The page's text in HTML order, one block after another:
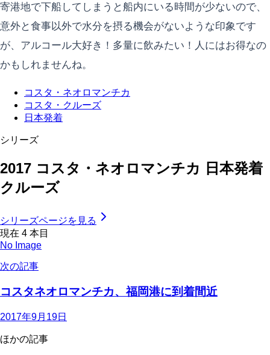
寄港地で下船してしまうと船内にいる時間が少ないので、
意外と食事以外で水分を摂る機会がないような印象です
が、アルコール大好き！多量に飲みたい！人にはお得なの
かもしれませんね。
コスタ・ネオロマンチカ
コスタ・クルーズ
日本発着
シリーズ
2017 コスタ・ネオロマンチカ 日本発着
クルーズ
シリーズページを見る
現在 4 本目
No Image
次の記事
コスタネオロマンチカ、福岡港に到着間近
2017年9月19日
ほかの記事